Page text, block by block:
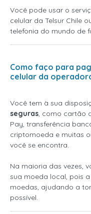
Você pode usar o
celular da Telsur Chile
telefonia do mundo de
Como faço para
celular da
Você tem à sua
seguras, como cartão
Pay, transferência
criptomoeda e muitas
você se encontra.
Na maioria das vezes,
sua moeda local, pois
moedas, ajudando a
possível.